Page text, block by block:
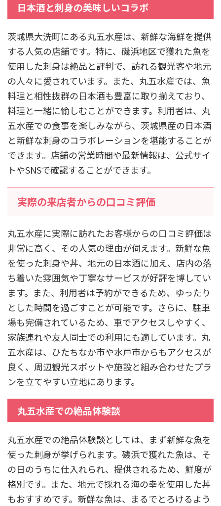
日本酒と刺身の美味しいコラボ
茨城県大洗町にある丸五水産は、新鮮な海鮮を提供
する人気の店舗です。特に、磯浜地区で獲れた魚を
使用した刺身は絶品と評判で、訪れる観光客や地元
の人々に愛されています。また、丸五水産では、魚
料理と相性抜群の日本酒も豊富に取り揃えており、
料理と一緒に愉しむことができます。利用者は、丸
五水産での食事を楽しみながら、茨城県産の日本酒
と新鮮な刺身のコラボレーションを堪能することが
できます。店舗の営業時間や最新情報は、公式サイ
トやSNSで確認することができます。
実際の来店者からの口コミ評価
丸五水産に実際に訪れたお客様からの口コミ評価は
非常に高く、その人気の理由が伺えます。新鮮な魚
を使った刺身や丼、地元の日本酒に加え、店内の落
ち着いた雰囲気や丁寧なサービスが好評を博してい
ます。また、利用者は予約ができるため、ゆったり
とした時間を過ごすことが可能です。さらに、駐車
場も完備されているため、車でアクセスしやすく、
家族連れや友人同士での利用にも適しています。丸
五水産は、ひたちなか市や水戸市からもアクセスが
良く、周辺観光スポットや施設と組み合わせたプラ
ンを立てやすい立地にあります。
丸五水産での絶品体験談
丸五水産での絶品体験談としては、まず新鮮な魚を
使った刺身が挙げられます。磯浜で獲れた魚は、そ
の日のうちに仕入れられ、提供されるため、鮮度が
格別です。また、地元で採れる海の幸を使用した丼
もおすすめです。新鮮な魚は、まるでとろけるよう